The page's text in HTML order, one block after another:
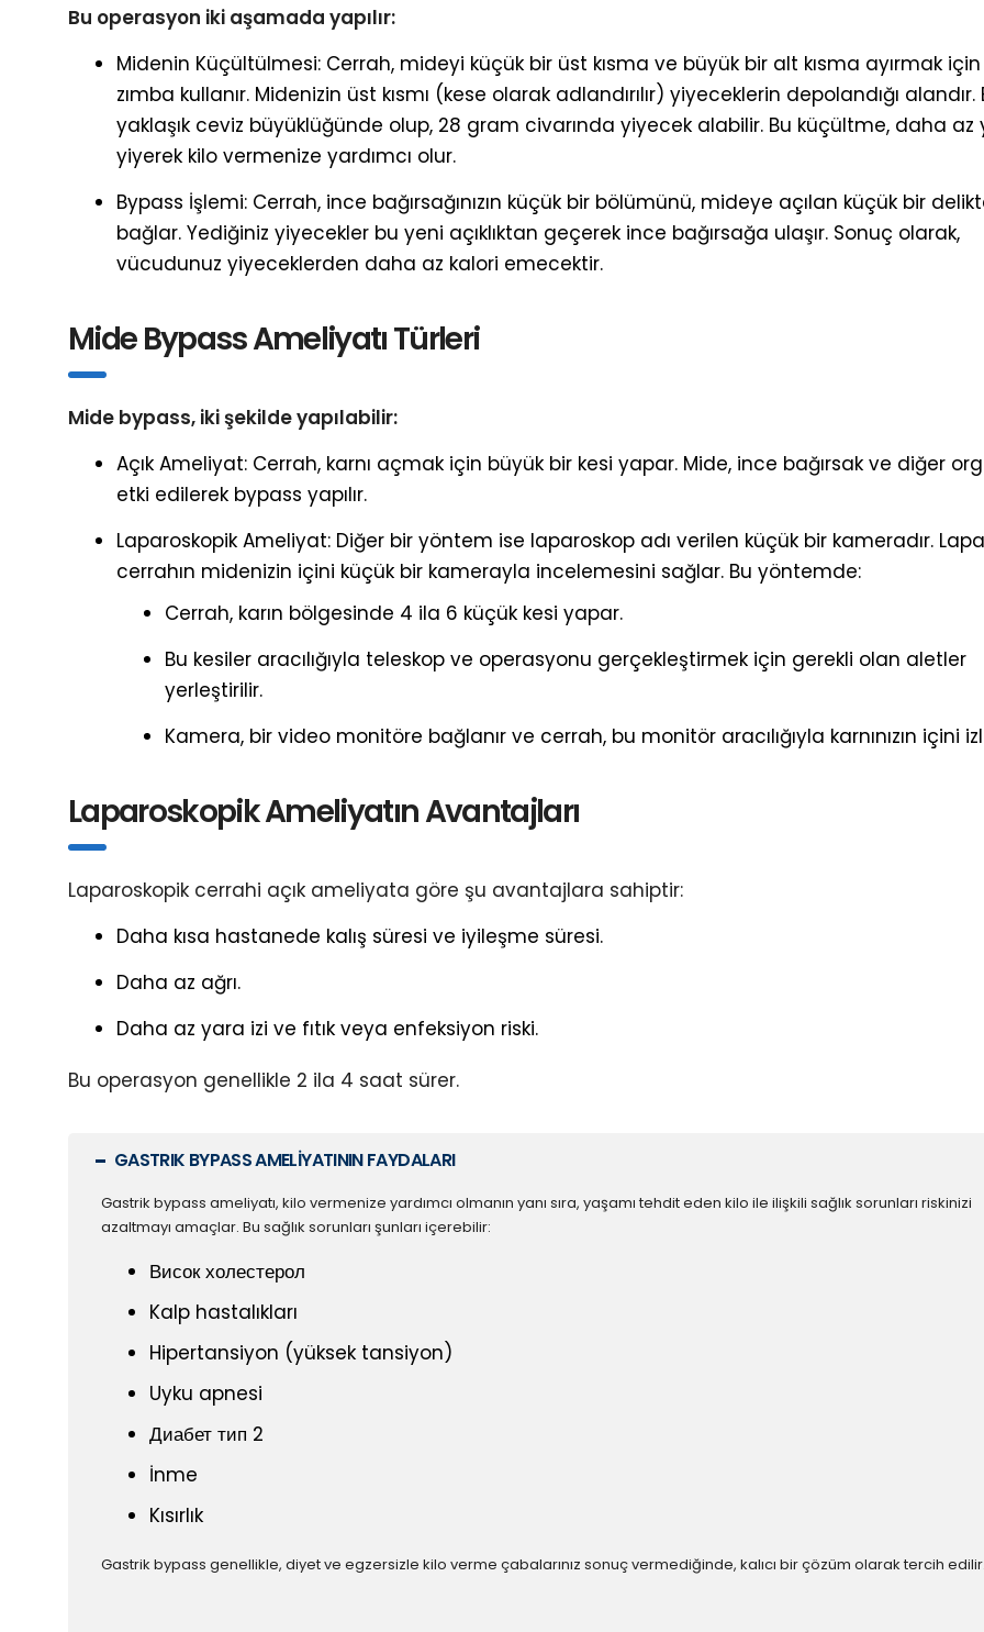
Bu operasyon iki aşamada yapılır:
Midenin Küçültülmesi: Cerrah, mideyi küçük bir üst kısma ve büyük bir alt kısma ayırmak
zımba kullanır. Midenizin üst kısmı (kese olarak adlandırılır) yiyeceklerin depolandığı alandır.
yaklaşık ceviz büyüklüğünde olup, 28 gram civarında yiyecek alabilir. Bu küçültme, daha az
yiyerek kilo vermenize yardımcı olur.
Bypass İşlemi: Cerrah, ince bağırsağınızın küçük bir bölümünü, mideye açılan küçük bir
bağlar. Yediğiniz yiyecekler bu yeni açıklıktan geçerek ince bağırsağa ulaşır. Sonuç olarak,
vücudunuz yiyeceklerden daha az kalori emecektir.
Mide Bypass Ameliyatı Türleri
Mide bypass, iki şekilde yapılabilir:
Açık Ameliyat: Cerrah, karnı açmak için büyük bir kesi yapar. Mide, ince bağırsak ve diğer
etki edilerek bypass yapılır.
Laparoskopik Ameliyat: Diğer bir yöntem ise laparoskop adı verilen küçük bir kameradır.
cerrahın midenizin içini küçük bir kamerayla incelemesini sağlar. Bu yöntemde:
Cerrah, karın bölgesinde 4 ila 6 küçük kesi yapar.
Bu kesiler aracılığıyla teleskop ve operasyonu gerçekleştirmek için gerekli olan aletler
yerleştirilir.
Kamera, bir video monitöre bağlanır ve cerrah, bu monitör aracılığıyla karnınızın içini
Laparoskopik Ameliyatın Avantajları
Laparoskopik cerrahi açık ameliyata göre şu avantajlara sahiptir:
Daha kısa hastanede kalış süresi ve iyileşme süresi.
Daha az ağrı.
Daha az yara izi ve fıtık veya enfeksiyon riski.
Bu operasyon genellikle 2 ila 4 saat sürer.
GASTRIK BYPASS AMELİYATININ FAYDALARI
Gastrik bypass ameliyatı, kilo vermenize yardımcı olmanın yanı sıra, yaşamı tehdit eden kilo ile ilişkili sağlık sorunları riskinizi
azaltmayı amaçlar. Bu sağlık sorunları şunları içerebilir:
Висок холестерол
Kalp hastalıkları
Hipertansiyon (yüksek tansiyon)
Uyku apnesi
Диабет тип 2
İnme
Kısırlık
Gastrik bypass genellikle, diyet ve egzersizle kilo verme çabalarınız sonuç vermediğinde, kalıcı bir çözüm olarak tercih